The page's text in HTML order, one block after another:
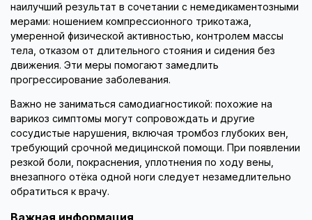
наилучший результат в сочетании с немедикаментозными
мерами: ношением компрессионного трикотажа,
умеренной физической активностью, контролем массы
тела, отказом от длительного стояния и сидения без
движения. Эти меры помогают замедлить
прогрессирование заболевания.
Важно не заниматься самодиагностикой: похожие на
варикоз симптомы могут сопровождать и другие
сосудистые нарушения, включая тромбоз глубоких вен,
требующий срочной медицинской помощи. При появлении
резкой боли, покраснения, уплотнения по ходу вены,
внезапного отёка одной ноги следует незамедлительно
обратиться к врачу.